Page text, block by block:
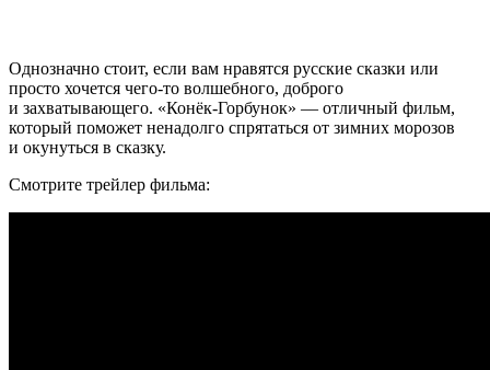
Однозначно стоит, если вам нравятся русские сказки или
просто хочется чего-то волшебного, доброго
и захватывающего. «Конёк-Горбунок» — отличный фильм,
который поможет ненадолго спрятаться от зимних морозов
и окунуться в сказку.
Смотрите трейлер фильма: